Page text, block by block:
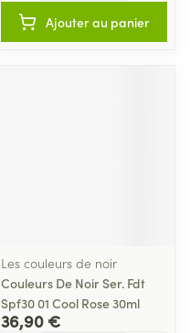
Ajouter au panier
Les couleurs de noir
Couleurs De Noir Ser. Fdt
Spf30 01 Cool Rose 30ml
36,90 €